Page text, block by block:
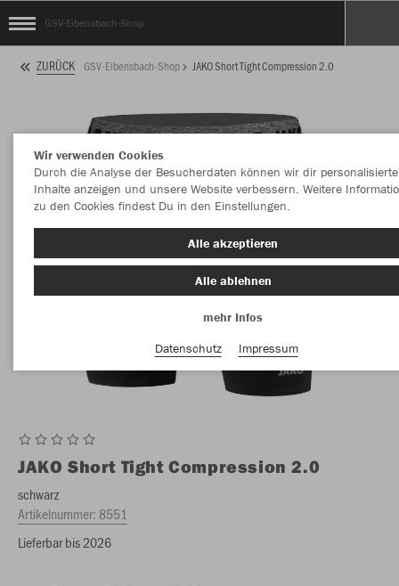
GSV-Eibensbach-Shop
ZURÜCK GSV-Eibensbach-Shop JAKO Short Tight Compression 2.0
JAKO Short Tight Compression 2.0
schwarz
Artikelnummer:8551
Lieferbar bis 2026
Wir verwenden Cookies
Durch die Analyse der Besucherdaten können wir dir personalisierte
Inhalte anzeigen und unsere Website verbessern. Weitere
zu den Cookies findest Du in den Einstellungen.
Alle akzeptieren
Alle ablehnen
mehr Infos
Datenschutz
Impressum